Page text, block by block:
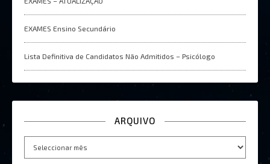
EXAMES Ensino Secundário
Lista Definitiva de Candidatos Não Admitidos – Psicólogo
ARQUIVO
Arquivo